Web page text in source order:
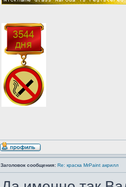
Заголовок сообщения: Re: краска MrPaint акрилл